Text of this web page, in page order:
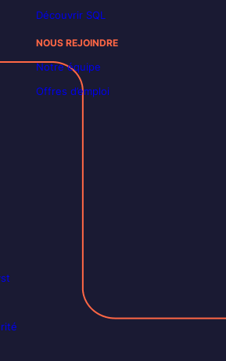
Découvrir SQL
NOUS REJOINDRE
Notre équipe
Offres d’emploi